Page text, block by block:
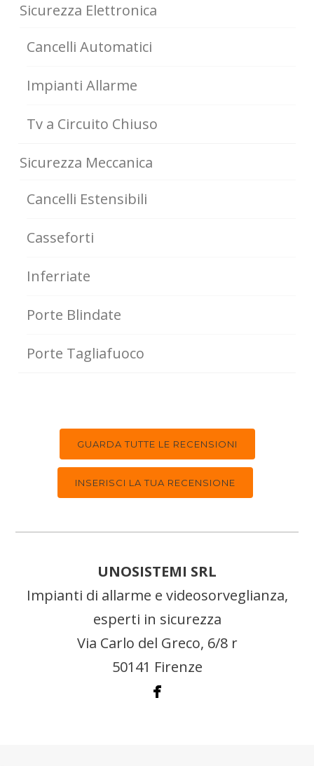
Sicurezza Elettronica
Cancelli Automatici
Impianti Allarme
Tv a Circuito Chiuso
Sicurezza Meccanica
Cancelli Estensibili
Casseforti
Inferriate
Porte Blindate
Porte Tagliafuoco
GUARDA TUTTE LE RECENSIONI
INSERISCI LA TUA RECENSIONE
UNOSISTEMI SRL
Impianti di allarme e videosorveglianza,
esperti in sicurezza
Via Carlo del Greco, 6/8 r
50141 Firenze